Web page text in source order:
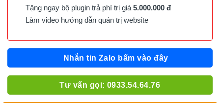
Tặng ngay bộ plugin trả phí trị giá 5.000.000 đ
Làm video hướng dẫn quản trị website
Nhắn tin Zalo bấm vào đây
Tư vấn gọi: 0933.54.64.76